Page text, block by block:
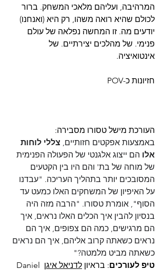
המרהיבה, ועליהם מלאכי המשחק. ברור
לכולם שהיא רואה משהו, רק היא (ואנחנו)
יודעים מה. זו המחשה נפלאה של עולם
פנימי. של מהלכים יצירתיים. של
אינטואיציה.
חזיונות כ-POV
העורכת מישל טסורו מסבירה:
באמצעות אפקטים חזותיים, צללי לוחות
אלו הם ייצוג אלגנטי של הפעולה הפנימית
של מוחה של בת' והם היו בין הקטעים
המסובכים יותר בתהליך העריכה. "עבדנו
על האיפיון של המשחקים האלו כמעט עד
הסוף", אומרת טסורו. "הרבה מזה היה
בנסיון להבין איך הכלים האלו נראים, איך
הם מרגישים, כמה הם צפופים, איך הם
נראים כשאתה קרוב אליהם, איך הם נראים
כשאתה מביט מלמטה?"
טיפ לעורכים: בראיון לדניאל איגן Daniel